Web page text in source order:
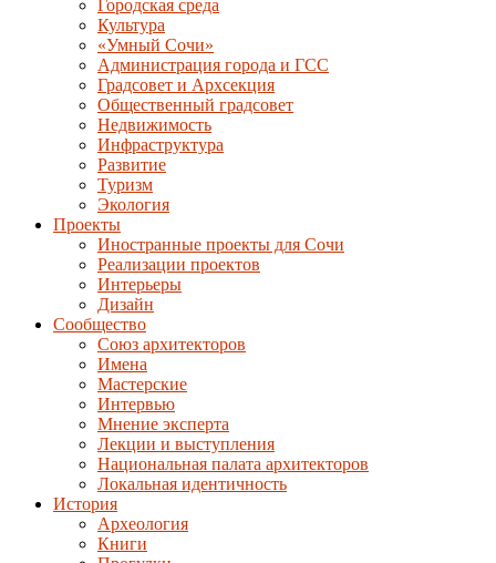
Городская среда
Культура
«Умный Сочи»
Администрация города и ГСС
Градсовет и Архсекция
Общественный градсовет
Недвижимость
Инфраструктура
Развитие
Туризм
Экология
Проекты
Иностранные проекты для Сочи
Реализации проектов
Интерьеры
Дизайн
Сообщество
Союз архитекторов
Имена
Мастерские
Интервью
Мнение эксперта
Лекции и выступления
Национальная палата архитекторов
Локальная идентичность
История
Археология
Книги